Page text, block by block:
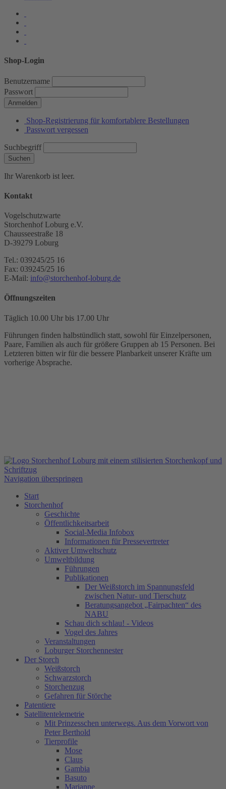
Shop-Login
Benutzername
Passwort
Anmelden
Shop-Registrierung für komfortablere Bestellungen
Passwort vergessen
Suchbegriff
Suchen
Ihr Warenkorb ist leer.
Kontakt
Vogelschutzwarte
Storchenhof Loburg e.V.
Chausseestraße 18
D-39279 Loburg
Tel.: 039245/25 16
Fax: 039245/25 16
E-Mail: info@storchenhof-loburg.de
Öffnungszeiten
Täglich 10.00 Uhr bis 17.00 Uhr
Führungen finden halbstündlich statt, sowohl für Einzelpersonen,
Paare, Familien als auch für größere Gruppen ab 15 Personen. Bei
Letzteren bitten wir für die bessere Planbarkeit unserer Kräfte um
vorherige Absprache.
Navigation überspringen
Start
Storchenhof
Geschichte
Öffentlichkeitsarbeit
Social-Media Infobox
Informationen für Pressevertreter
Aktiver Umweltschutz
Umweltbildung
Führungen
Publikationen
Der Weißstorch im Spannungsfeld
zwischen Natur- und Tierschutz
Beratungsangebot „Fairpachten“ des
NABU
Schau dich schlau! - Videos
Vogel des Jahres
Veranstaltungen
Loburger Storchennester
Der Storch
Weißstorch
Schwarzstorch
Storchenzug
Gefahren für Störche
Patentiere
Satellitentelemetrie
Mit Prinzesschen unterwegs. Aus dem Vorwort von
Peter Berthold
Tierprofile
Mose
Claus
Gambia
Basuto
Marianne